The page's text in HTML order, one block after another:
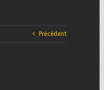
Précédent